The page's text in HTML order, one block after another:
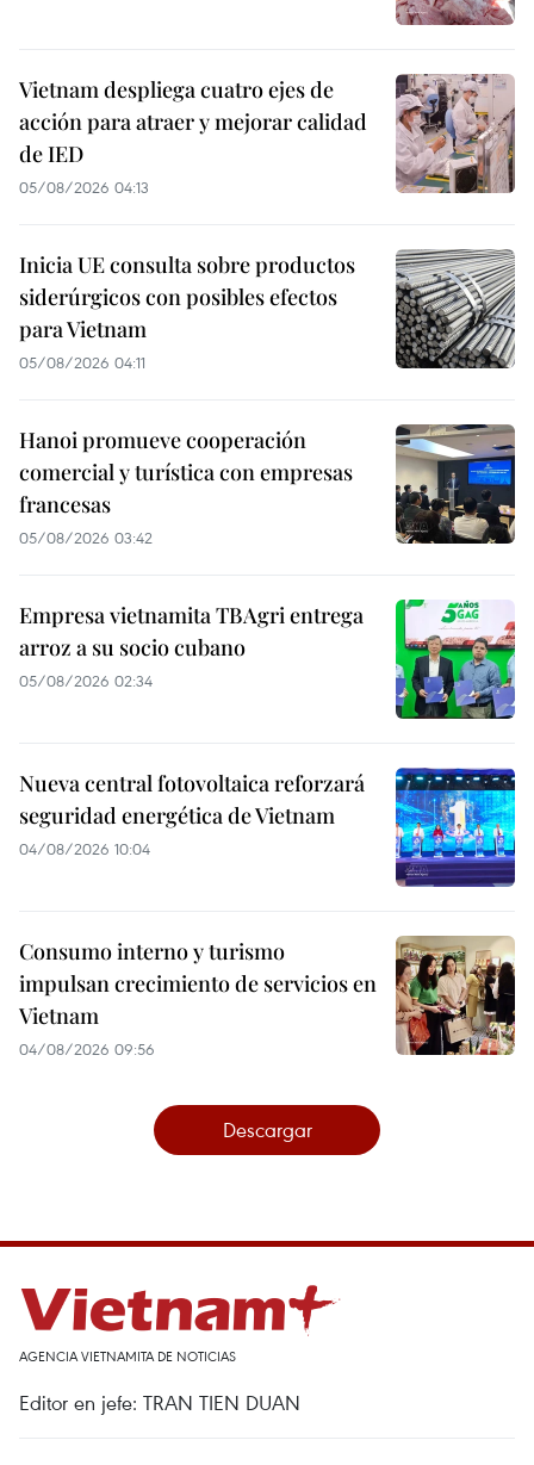
Vietnam despliega cuatro ejes de
acción para atraer y mejorar calidad
de IED
05/08/2026 04:13
Inicia UE consulta sobre productos
siderúrgicos con posibles efectos
para Vietnam
05/08/2026 04:11
Hanoi promueve cooperación
comercial y turística con empresas
francesas
05/08/2026 03:42
Empresa vietnamita TBAgri entrega
arroz a su socio cubano
05/08/2026 02:34
Nueva central fotovoltaica reforzará
seguridad energética de Vietnam
04/08/2026 10:04
Consumo interno y turismo
impulsan crecimiento de servicios en
Vietnam
04/08/2026 09:56
Descargar
AGENCIA VIETNAMITA DE NOTICIAS
Editor en jefe: TRAN TIEN DUAN